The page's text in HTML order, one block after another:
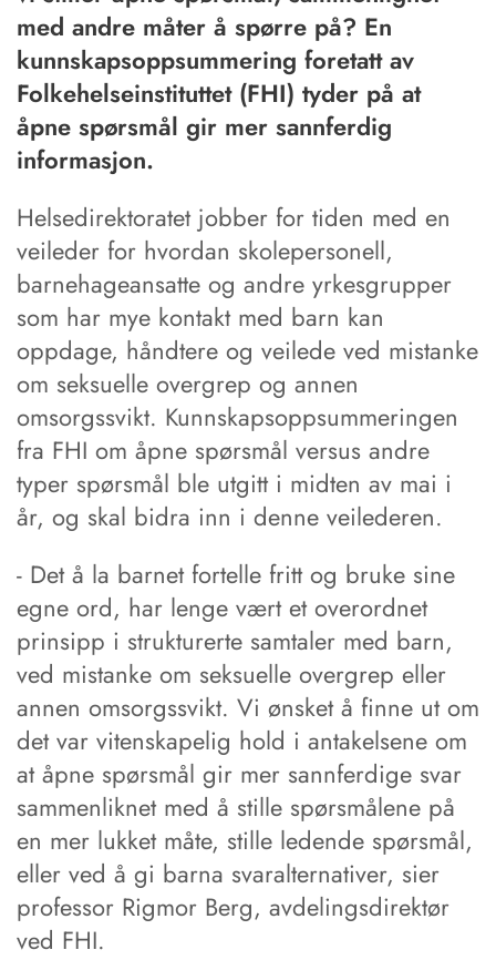
med andre måter å spørre på? En
kunnskapsoppsummering foretatt av
Folkehelseinstituttet (FHI) tyder på at
åpne spørsmål gir mer sannferdig
informasjon.
Helsedirektoratet jobber for tiden med en
veileder for hvordan skolepersonell,
barnehageansatte og andre yrkesgrupper
som har mye kontakt med barn kan
oppdage, håndtere og veilede ved mistanke
om seksuelle overgrep og annen
omsorgssvikt. Kunnskapsoppsummeringen
fra FHI om åpne spørsmål versus andre
typer spørsmål ble utgitt i midten av mai i
år, og skal bidra inn i denne veilederen.
- Det å la barnet fortelle fritt og bruke sine
egne ord, har lenge vært et overordnet
prinsipp i strukturerte samtaler med barn,
ved mistanke om seksuelle overgrep eller
annen omsorgssvikt. Vi ønsket å finne ut om
det var vitenskapelig hold i antakelsene om
at åpne spørsmål gir mer sannferdige svar
sammenliknet med å stille spørsmålene på
en mer lukket måte, stille ledende spørsmål,
eller ved å gi barna svaralternativer, sier
professor Rigmor Berg, avdelingsdirektør
ved FHI.